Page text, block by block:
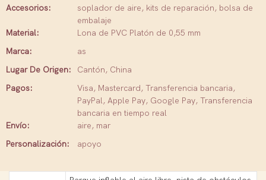
Accesorios:
soplador de aire, kits de reparación, bolsa de
embalaje
Material:
Lona de PVC Platón de 0,55 mm
Marca:
as
Lugar De Origen:
Cantón, China
Pagos:
Visa, Mastercard, Transferencia bancaria,
PayPal, Apple Pay, Google Pay, Transferencia
bancaria en tiempo real
Envío:
aire, mar
Personalización:
apoyo